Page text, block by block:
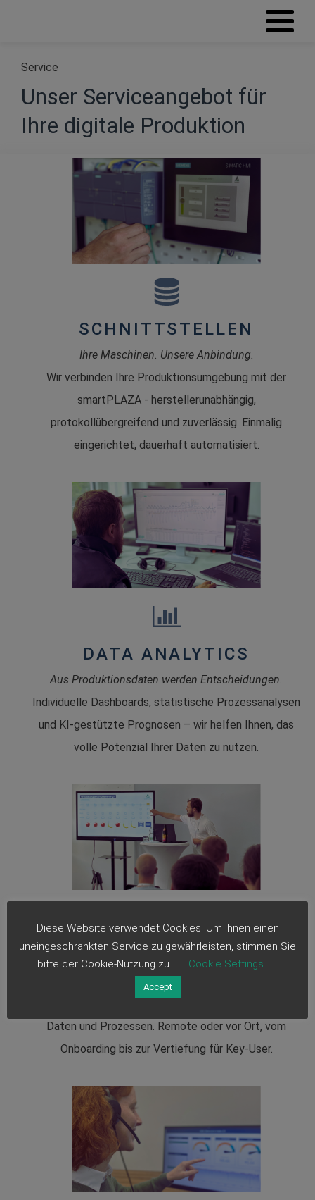
Service
Unser Serviceangebot für
Ihre digitale Produktion
SCHNITTSTELLEN
Ihre Maschinen. Unsere Anbindung.
Wir verbinden Ihre Produktionsumgebung mit der
smartPLAZA - herstellerunabhängig,
protokollübergreifend und zuverlässig. Einmalig
eingerichtet, dauerhaft automatisiert.
DATA ANALYTICS
Aus Produktionsdaten werden Entscheidungen.
Individuelle Dashboards, statistische Prozessanalysen
und KI-gestützte Prognosen – wir helfen Ihnen, das
volle Potenzial Ihrer Daten zu nutzen.
SCHULUNG
Wissen, das in der Produktion ankommt.
Daten und Prozessen. Remote oder vor Ort, vom
Onboarding bis zur Vertiefung für Key-User.
Diese Website verwendet Cookies. Um Ihnen einen
uneingeschränkten Service zu gewährleisten, stimmen Sie
bitte der Cookie-Nutzung zu.
Cookie Settings
Accept